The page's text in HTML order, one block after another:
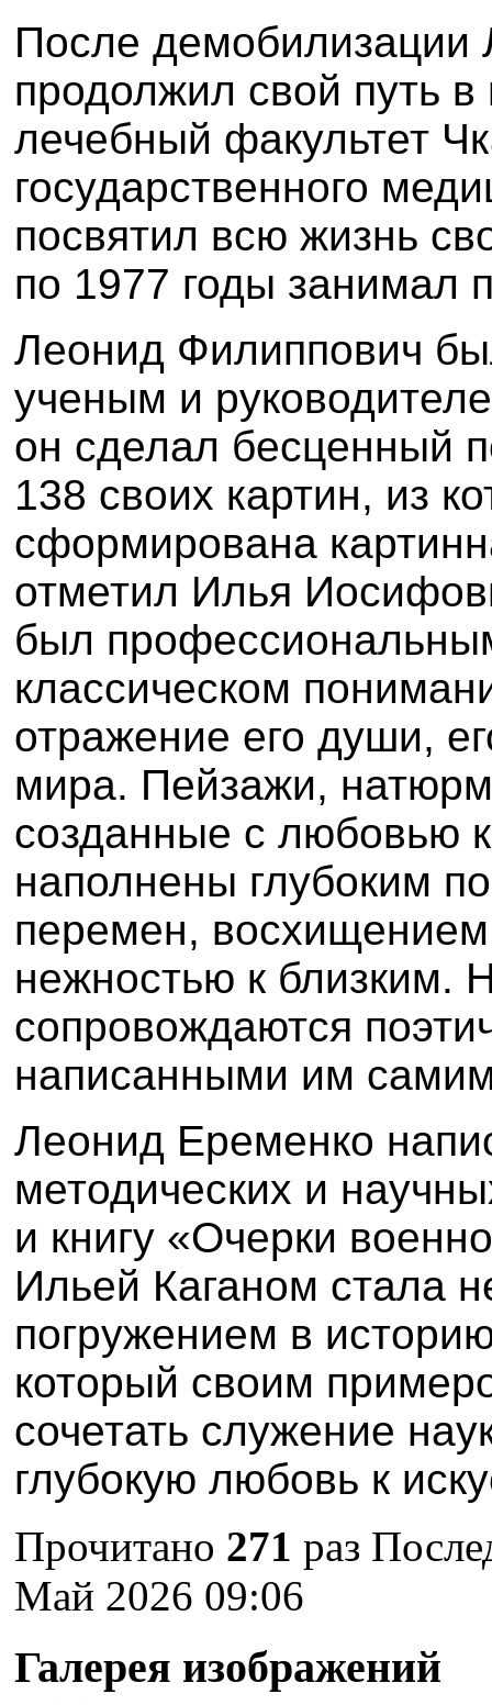
После демобилизации
продолжил свой путь
лечебный факультет
государственного
посвятил всю жизнь
по 1977 годы занимал
Леонид Филиппович
ученым и
он сделал бесценный
138 своих картин, из
сформирована
отметил Илья
был
классическом
отражение его души,
мира. Пейзажи,
созданные с любовью
наполнены глубоким
перемен,
нежностью к близким.
сопровождаются
написанными им
Леонид Еременко
методических и
и книгу «Очерки
Ильей Каганом стала
погружением в
который своим
сочетать служение
глубокую любовь к
Прочитано 271 раз
Май 2026 09:06
Галерея изображений